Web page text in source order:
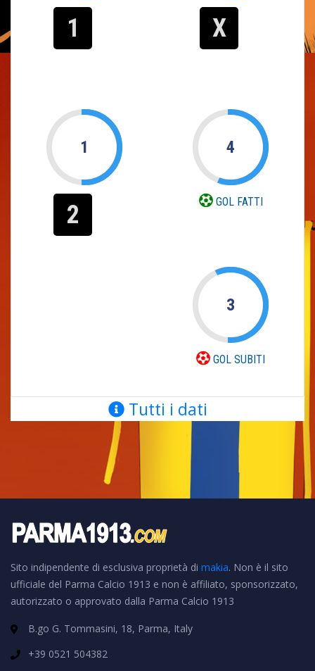
1 X
1
2
4
GOL FATTI
3
GOL SUBITI
Tutti i dati
Sito indipendente di esclusiva proprietà di makia. Non è il sito
ufficiale del Parma Calcio 1913 e non è affiliato, sponsorizzato,
autorizzato o approvato dalla Parma Calcio 1913
B.go G. Tommasini, 18, Parma, Italy
+39 0521 504382